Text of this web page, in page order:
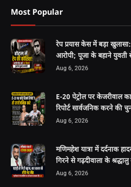
Most Popular
रेप प्रयास केस में बड़ा
आरोपी; पूजा के बहाने युवती
Aug 6, 2026
E-20 पेट्रोल पर केजरीवाल
रिपोर्ट सार्वजनिक करने की
Aug 6, 2026
मणिमहेश यात्रा में दर्दनाक
गिरने से गढ़दीवाला के
Aug 6, 2026